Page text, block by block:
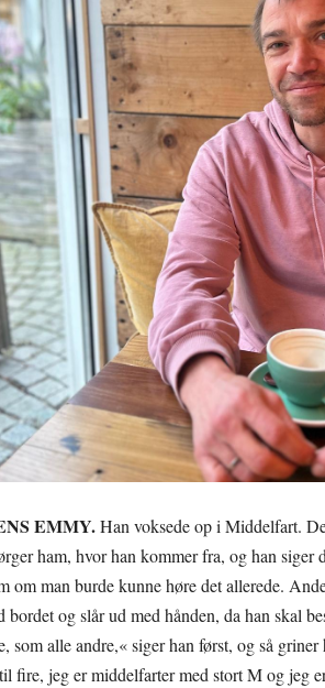
EMMY.Han voksede op i Middelfart.
ham, hvor han kommer fra, og han
om man burde kunne høre det allerede.
bordet og slår ud med hånden, da han skal
som alle andre,« siger han først, og så
fire, jeg er middelfarter med stort M og jeg